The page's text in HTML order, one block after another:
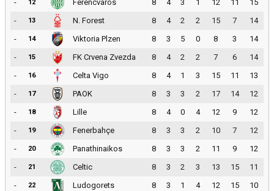
-
12 Ferencvaros 8 4 3 1 12 11
15
-
13 N. Forest 8 4 2 2 15 7
14
-
14 Viktoria Plzen 8 3 5 0 8 3
14
-
15 FK Crvena Zvezda 8 4 2 2 7 6
14
-
16 Celta Vigo 8 4 1 3 15 11
13
-
17 PAOK 8 3 3 2 17 14
12
-
18 Lille 8 4 0 4 12 9
12
-
19 Fenerbahçe 8 3 3 2 10 7
12
-
20 Panathinaikos 8 3 3 2 11 9
12
-
21 Celtic 8 3 2 3 13 15
11
-
22 Ludogorets 8 3 1 4 12 15
10